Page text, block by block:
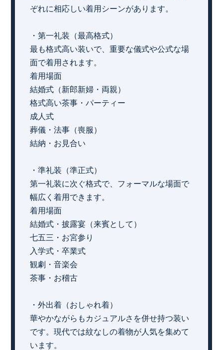
ぞれに相応しい着用シーンがあります。
・第一礼装（最高格式）
最も格式高い装いで、重要な儀式や公式な場
面で着用されます。
着用場面
結婚式（新郎新婦・両親）
格式高い茶事・パーティー
成人式
葬儀・法事（喪服）
結納・お見合い
・準礼装（準正式）
第一礼装に次ぐ格式で、フォーマルな場面で
幅広く着用できます。
着用場面
結婚式・披露宴（来賓として）
七五三・お宮参り
入学式・卒業式
観劇・音楽会
茶事・お稽古
・外出着（おしゃれ着）
華やかながらもカジュアルさを併せ持つ装い
です。現代では紋なしの着物が人気を集めて
います。